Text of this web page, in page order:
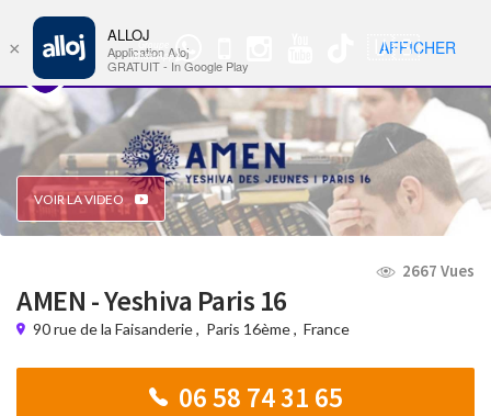
Groupe
WhatsApp
🇺🇸 Nav
VOIR LA VIDEO
2667 Vues
AMEN - Yeshiva Paris 16
90 rue de la Faisanderie, Paris 16ème, France
06 58 74 31 65
×
ALLOJ
Application Alloj
GRATUIT - In Google Play
AFFICHER